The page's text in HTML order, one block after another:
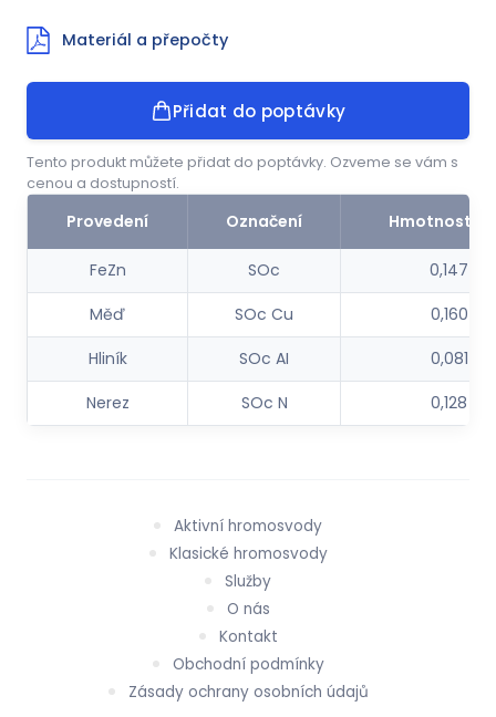
Materiál a přepočty
Přidat do poptávky
Tento produkt můžete přidat do poptávky. Ozveme se vám s
cenou a dostupností.
Provedení Označení Hmotnost
FeZn SOc
0,147
Měď
SOc Cu
0,160
Hliník
SOc AI
0,081
Nerez
SOc N 0,128
Aktivní hromosvody
Klasické hromosvody
Služby
O nás
Kontakt
Obchodní podmínky
Zásady ochrany osobních údajů